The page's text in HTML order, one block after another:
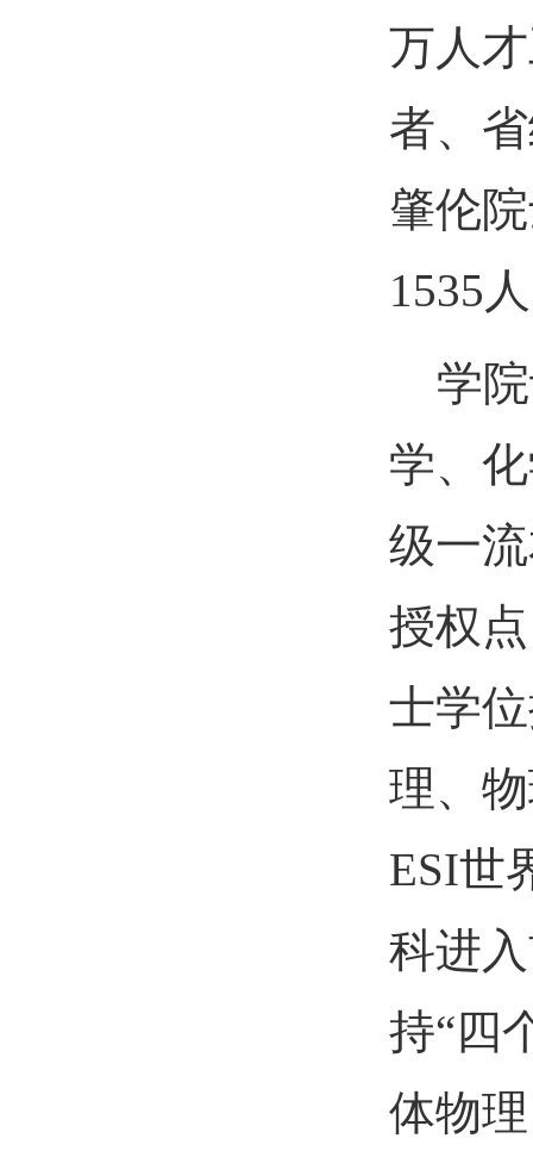
万人
者、
肇伦
1535
学院
学、化
级一
授权
士学
理、
ESI世
科进
持“四
体物